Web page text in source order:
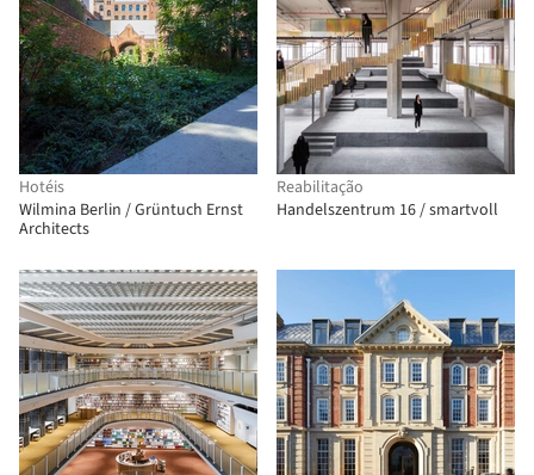
Hotéis
Wilmina Berlin / Grüntuch Ernst
Architects
Reabilitação
Handelszentrum 16 / smartvoll